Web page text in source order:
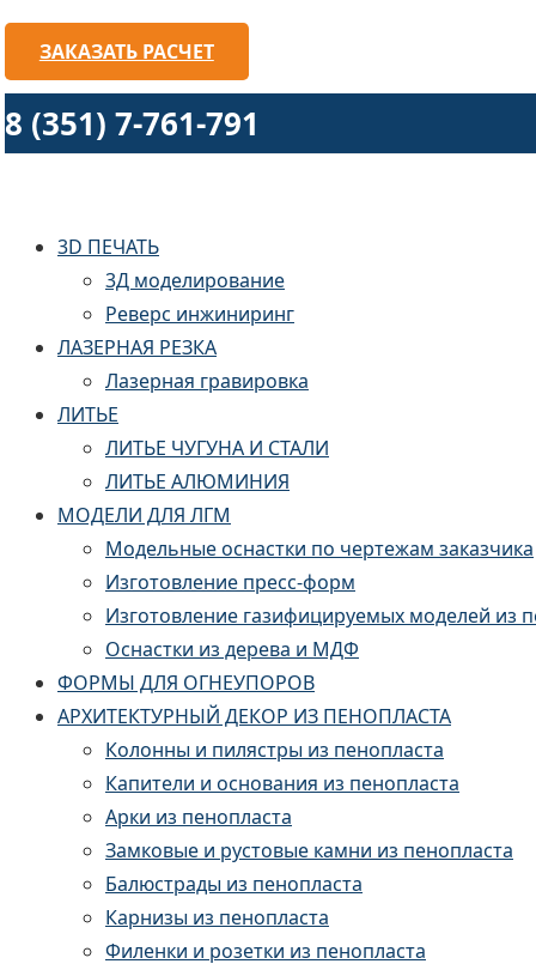
ЗАКАЗАТЬ РАСЧЕТ
8 (351) 7-761-791
3D ПЕЧАТЬ
3Д моделирование
Реверс инжиниринг
ЛАЗЕРНАЯ РЕЗКА
Лазерная гравировка
ЛИТЬЕ
ЛИТЬЕ ЧУГУНА И СТАЛИ
ЛИТЬЕ АЛЮМИНИЯ
МОДЕЛИ ДЛЯ ЛГМ
Модельные оснастки по чертежам заказчика
Изготовление пресс-форм
Изготовление газифицируемых моделей из
Оснастки из дерева и МДФ
ФОРМЫ ДЛЯ ОГНЕУПОРОВ
АРХИТЕКТУРНЫЙ ДЕКОР ИЗ ПЕНОПЛАСТА
Колонны и пилястры из пенопласта
Капители и основания из пенопласта
Арки из пенопласта
Замковые и рустовые камни из пенопласта
Балюстрады из пенопласта
Карнизы из пенопласта
Филенки и розетки из пенопласта